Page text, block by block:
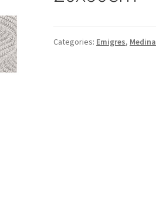
Categories: Emigres, Medina